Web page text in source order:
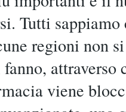
Tutti sappiamo
regioni non si
fanno,
viene